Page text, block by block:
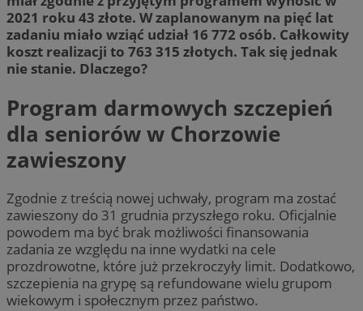
2021 roku 43 złote. W zaplanowanym na pięć lat
zadaniu miało wziąć udział 16 772 osób. Całkowity
koszt realizacji to 763 315 złotych. Tak się jednak
nie stanie. Dlaczego?
Program darmowych szczepień
dla seniorów w Chorzowie
zawieszony
Zgodnie z treścią nowej uchwały, program ma zostać
zawieszony do 31 grudnia przyszłego roku. Oficjalnie
powodem ma być brak możliwości finansowania
zadania ze względu na inne wydatki na cele
prozdrowotne, które już przekroczyły limit. Dodatkowo,
szczepienia na grypę są refundowane wielu grupom
wiekowym i społecznym przez państwo.